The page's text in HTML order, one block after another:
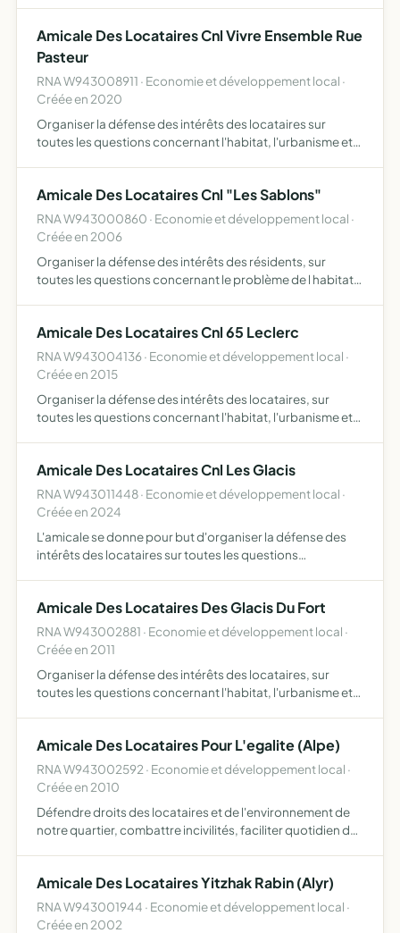
Amicale Des Locataires Cnl Vivre Ensemble Rue
Pasteur
RNA W943008911 · Economie et développement local ·
Créée en 2020
Organiser la défense des intérêts des locataires sur
toutes les questions concernant l'habitat, l'urbanisme et
Amicale Des Locataires Cnl "Les Sablons"
RNA W943000860 · Economie et développement local ·
Créée en 2006
Organiser la défense des intérêts des résidents, sur
toutes les questions concernant le problème de l habitat
Amicale Des Locataires Cnl 65 Leclerc
RNA W943004136 · Economie et développement local ·
Créée en 2015
Organiser la défense des intérêts des locataires, sur
toutes les questions concernant l'habitat, l'urbanisme et
Amicale Des Locataires Cnl Les Glacis
RNA W943011448 · Economie et développement local ·
Créée en 2024
L'amicale se donne pour but d'organiser la défense des
intérêts des locataires sur toutes les questions
prix …
Amicale Des Locataires Des Glacis Du Fort
RNA W943002881 · Economie et développement local ·
Créée en 2011
Organiser la défense des intérêts des locataires, sur
toutes les questions concernant l'habitat, l'urbanisme et
Amicale Des Locataires Pour L'egalite (Alpe)
RNA W943002592 · Economie et développement local ·
Créée en 2010
Défendre droits des locataires et de l'environnement de
notre quartier, combattre incivilités, faciliter quotidien des
Amicale Des Locataires Yitzhak Rabin (Alyr)
RNA W943001944 · Economie et développement local ·
Créée en 2002